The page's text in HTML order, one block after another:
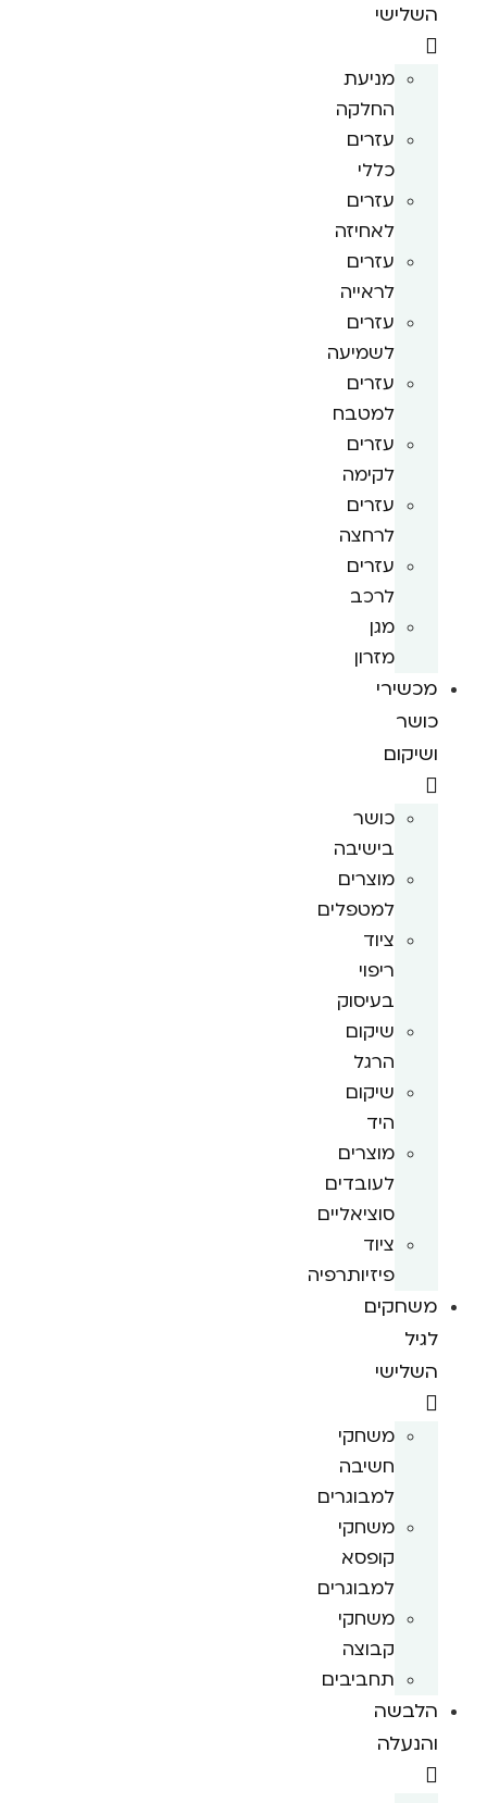
השלישי
מניעת
החלקה
עזרים
כללי
עזרים
לאחיזה
עזרים
לראייה
עזרים
לשמיעה
עזרים
למטבח
עזרים
לקימה
עזרים
לרחצה
עזרים
לרכב
מגן
מזרון
מכשירי
כושר
ושיקום
כושר
בישיבה
מוצרים
למטפלים
ציוד
ריפוי
בעיסוק
שיקום
הרגל
שיקום
היד
מוצרים
לעובדים
סוציאליים
ציוד
פיזיותרפיה
משחקים
לגיל
השלישי
משחקי
חשיבה
למבוגרים
משחקי
קופסא
למבוגרים
משחקי
קבוצה
תחביבים
הלבשה
והנעלה